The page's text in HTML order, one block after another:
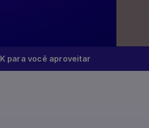
para você aproveitar